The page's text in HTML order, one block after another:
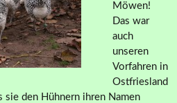
Möwen!
Das war
auch
unseren
Vorfahren in
Ostfriesland
sie den Hühnern ihren Namen